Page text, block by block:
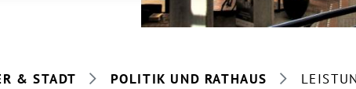
& STADT POLITIK UND RATHAUS